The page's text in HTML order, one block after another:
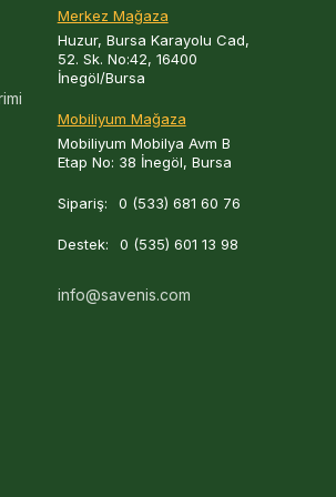
sandalye siyah renk
ve vintage tarzındaki
Bu nedenle,yemek odası
bir seçim yapar. Nefes
Genellikle doğal ve
bu mobilyaların
mobilyalar hem estetik
nazikçe temizlemek,
örgü sandalye gibi ince
hem de dış mekanlarda
her zevke hitap eden
ve metal sandalye
bırakır. Her türlü
sunar.
her ayrıntısıyla
Merkez Mağaza
Huzur, Bursa Karayolu Cad,
52. Sk. No:42, 16400
İnegöl/Bursa
Mobiliyum Mağaza
Mobiliyum Mobilya Avm B
Etap No: 38 İnegöl, Bursa
Sipariş: 0 (533) 681 60 76
Destek: 0 (535) 601 13 98
info@savenis.com